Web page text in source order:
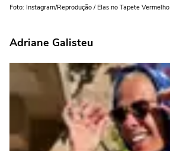
Foto: Instagram/Reprodução / Elas no Tapete Vermelho
Adriane Galisteu